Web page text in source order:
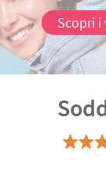
Scopri i